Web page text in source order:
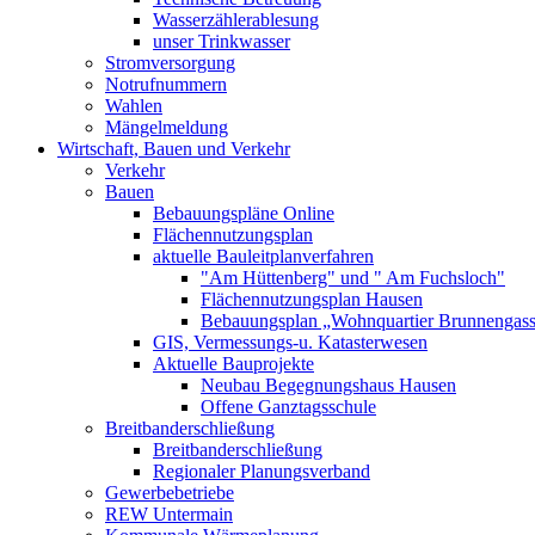
Wasserzählerablesung
unser Trinkwasser
Stromversorgung
Notrufnummern
Wahlen
Mängelmeldung
Wirtschaft, Bauen und Verkehr
Verkehr
Bauen
Bebauungspläne Online
Flächennutzungsplan
aktuelle Bauleitplanverfahren
"Am Hüttenberg" und " Am Fuchsloch"
Flächennutzungsplan Hausen
Bebauungsplan „Wohnquartier
GIS, Vermessungs-u. Katasterwesen
Aktuelle Bauprojekte
Neubau Begegnungshaus Hausen
Offene Ganztagsschule
Breitbanderschließung
Breitbanderschließung
Regionaler Planungsverband
Gewerbebetriebe
REW Untermain